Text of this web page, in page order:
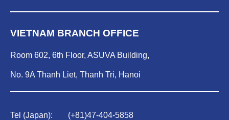
VIETNAM BRANCH OFFICE
Room 602, 6th Floor, ASUVA Building,
No. 9A Thanh Liet, Thanh Tri, Hanoi
Tel (Japan): (+81)47-404-5858